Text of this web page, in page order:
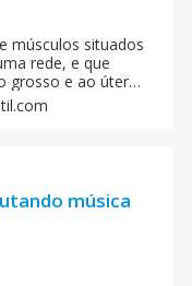
músculos situados
rede, e que
grosso e ao útero.
zona anterior,
e outra zona
música